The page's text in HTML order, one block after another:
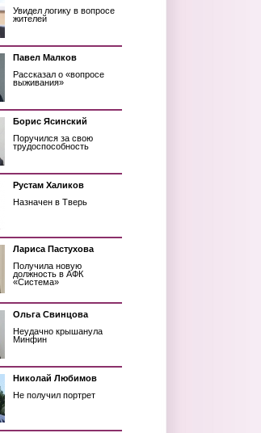
Увидел логику в вопросе
жителей
Павел Малков
Рассказал о «вопросе
выживания»
Борис Ясинский
Поручился за свою
трудоспособность
Рустам Халиков
Назначен в Тверь
Лариса Пастухова
Получила новую
должность в АФК
«Система»
Ольга Свинцова
Неудачно крышанула
Минфин
Николай Любимов
Не получил портрет